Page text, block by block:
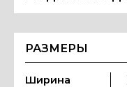
РАЗМЕРЫ
Ширина